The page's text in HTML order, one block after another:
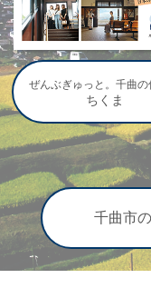
ぜんぶぎゅっと。千曲の
ちくま
千曲市